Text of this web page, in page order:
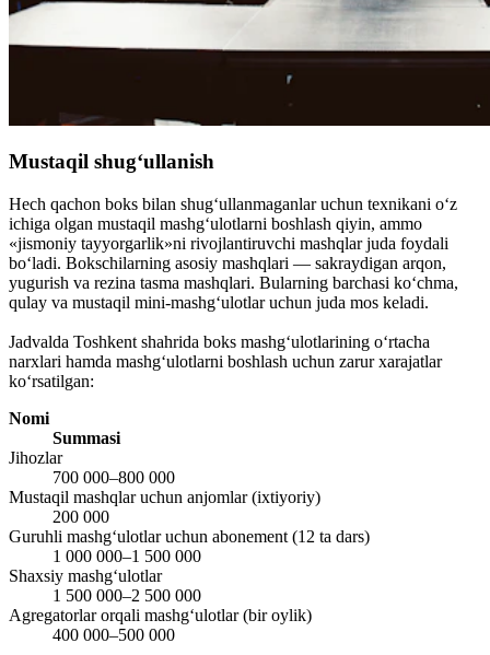
Mustaqil shug‘ullanish
Hech qachon boks bilan shug‘ullanmaganlar uchun texnikani o‘z
ichiga olgan mustaqil mashg‘ulotlarni boshlash qiyin, ammo
«jismoniy tayyorgarlik»ni rivojlantiruvchi mashqlar juda foydali
bo‘ladi. Bokschilarning asosiy mashqlari — sakraydigan arqon,
yugurish va rezina tasma mashqlari. Bularning barchasi ko‘chma,
qulay va mustaqil mini-mashg‘ulotlar uchun juda mos keladi.
Jadvalda Toshkent shahrida boks mashg‘ulotlarining o‘rtacha
narxlari hamda mashg‘ulotlarni boshlash uchun zarur xarajatlar
ko‘rsatilgan:
Nomi
Summasi
Jihozlar
700 000–800 000
Mustaqil mashqlar uchun anjomlar (ixtiyoriy)
200 000
Guruhli mashg‘ulotlar uchun abonement (12 ta dars)
1 000 000–1 500 000
Shaxsiy mashg‘ulotlar
1 500 000–2 500 000
Agregatorlar orqali mashg‘ulotlar (bir oylik)
400 000–500 000